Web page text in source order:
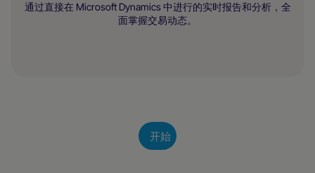
通过直接在 Microsoft Dynamics 中进行的实时报告和分析，全
面掌握交易动态。
开始